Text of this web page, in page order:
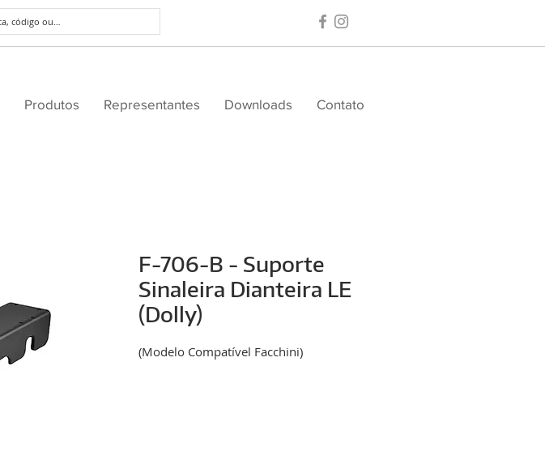
Produtos Representantes Downloads Contato
F-706-B - Suporte
Sinaleira Dianteira LE
(Dolly)
(Modelo Compatível Facchini)